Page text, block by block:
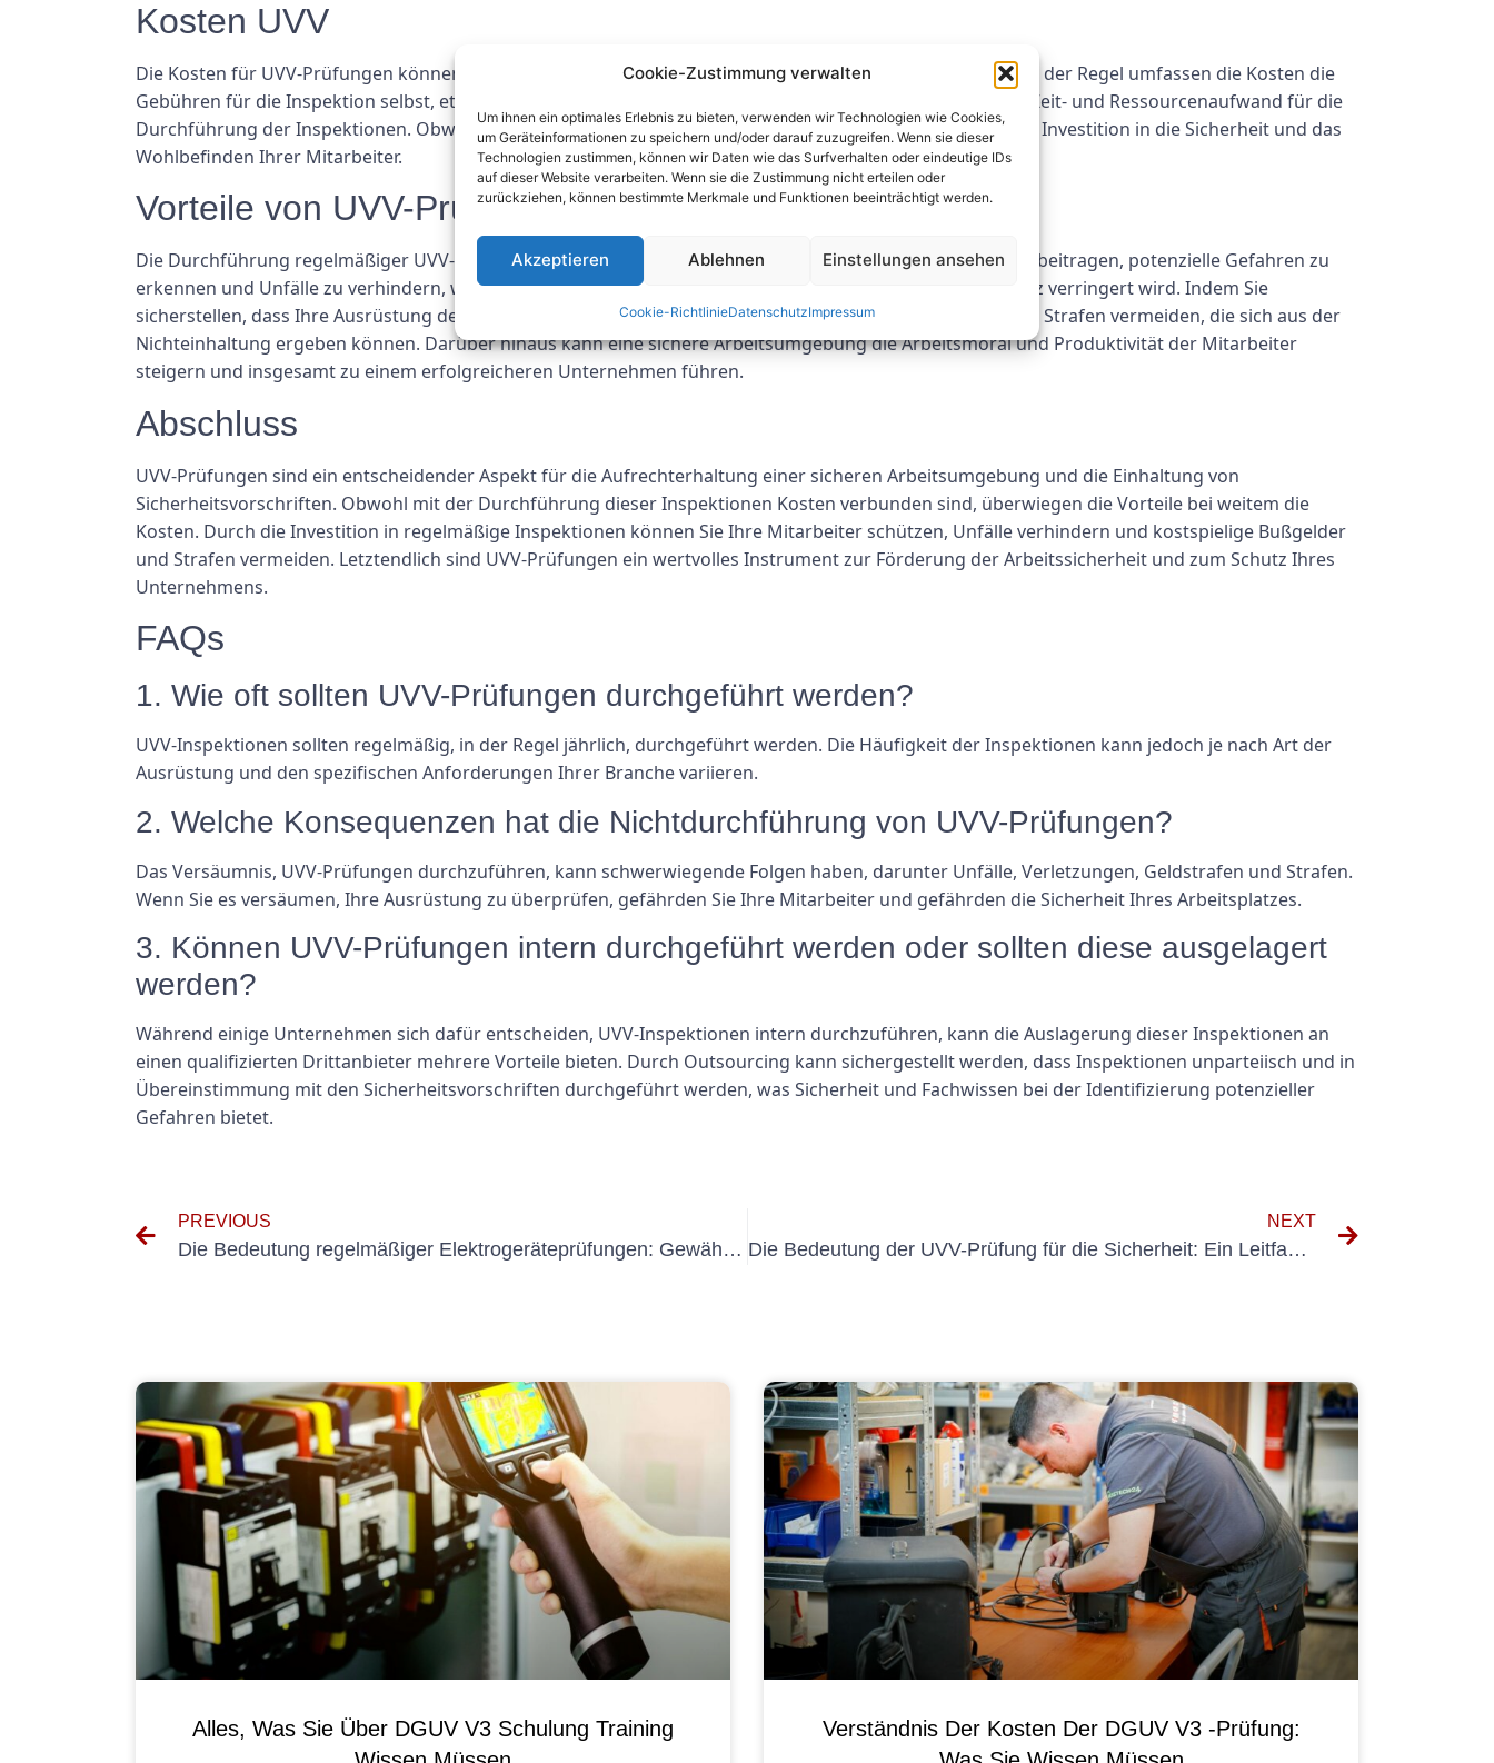
Cookie-Zustimmung verwalten
Um ihnen ein optimales Erlebnis zu bieten, verwenden wir Technologien wie Cookies,
um Geräteinformationen zu speichern und/oder darauf zuzugreifen. Wenn sie dieser
Technologien zustimmen, können wir Daten wie das Surfverhalten oder eindeutige IDs
auf dieser Website verarbeiten. Wenn sie die Zustimmung nicht erteilen oder
zurückziehen, können bestimmte Merkmale und Funktionen beeinträchtigt werden.
Akzeptieren Ablehnen Einstellungen ansehen
Cookie-RichtlinieDatenschutzImpressum
Kosten UVV
Die Kosten für UVV-Prüfungen können je nach Größe und Komplexität Ihres Geschäftsbetriebs variieren. In der Regel umfassen die Kosten die
Gebühren für die Inspektion selbst, etwaige erforderliche Reparaturen oder Wartungsarbeiten sowie den Zeit- und Ressourcenaufwand für die
Durchführung der Inspektionen. Obwohl diese Kosten erheblich erscheinen mögen, sind sie eine lohnende Investition in die Sicherheit und das
Wohlbefinden Ihrer Mitarbeiter.
Vorteile von UVV-Prüfungen
Die Durchführung regelmäßiger UVV-Prüfungen bietet mehrere Vorteile. Diese Inspektionen können dazu beitragen, potenzielle Gefahren zu
erkennen und Unfälle zu verhindern, wodurch das Risiko von Verletzungen und Todesfällen am Arbeitsplatz verringert wird. Indem Sie
sicherstellen, dass Ihre Ausrüstung den Sicherheitsvorschriften entspricht, können Sie auch Bußgelder und Strafen vermeiden, die sich aus der
Nichteinhaltung ergeben können. Darüber hinaus kann eine sichere Arbeitsumgebung die Arbeitsmoral und Produktivität der Mitarbeiter
steigern und insgesamt zu einem erfolgreicheren Unternehmen führen.
Abschluss
UVV-Prüfungen sind ein entscheidender Aspekt für die Aufrechterhaltung einer sicheren Arbeitsumgebung und die Einhaltung von
Sicherheitsvorschriften. Obwohl mit der Durchführung dieser Inspektionen Kosten verbunden sind, überwiegen die Vorteile bei weitem die
Kosten. Durch die Investition in regelmäßige Inspektionen können Sie Ihre Mitarbeiter schützen, Unfälle verhindern und kostspielige Bußgelder
und Strafen vermeiden. Letztendlich sind UVV-Prüfungen ein wertvolles Instrument zur Förderung der Arbeitssicherheit und zum Schutz Ihres
Unternehmens.
FAQs
1. Wie oft sollten UVV-Prüfungen durchgeführt werden?
UVV-Inspektionen sollten regelmäßig, in der Regel jährlich, durchgeführt werden. Die Häufigkeit der Inspektionen kann jedoch je nach Art der
Ausrüstung und den spezifischen Anforderungen Ihrer Branche variieren.
2. Welche Konsequenzen hat die Nichtdurchführung von UVV-Prüfungen?
Das Versäumnis, UVV-Prüfungen durchzuführen, kann schwerwiegende Folgen haben, darunter Unfälle, Verletzungen, Geldstrafen und Strafen.
Wenn Sie es versäumen, Ihre Ausrüstung zu überprüfen, gefährden Sie Ihre Mitarbeiter und gefährden die Sicherheit Ihres Arbeitsplatzes.
3. Können UVV-Prüfungen intern durchgeführt werden oder sollten diese ausgelagert
werden?
Während einige Unternehmen sich dafür entscheiden, UVV-Inspektionen intern durchzuführen, kann die Auslagerung dieser Inspektionen an
einen qualifizierten Drittanbieter mehrere Vorteile bieten. Durch Outsourcing kann sichergestellt werden, dass Inspektionen unparteiisch und in
Übereinstimmung mit den Sicherheitsvorschriften durchgeführt werden, was Sicherheit und Fachwissen bei der Identifizierung potenzieller
Gefahren bietet.
PREVIOUS
Die Bedeutung regelmäßiger Elektrogeräteprüfungen: Gewährleistung der Sicherheit am Arbeitsplatz
NEXT
Die Bedeutung der UVV-Prüfung für die Sicherheit: Ein Leitfaden zum Tore-Lehrgang
Alles, Was Sie Über DGUV V3 Schulung Training
Verständnis Der Kosten Der DGUV V3 -Prüfung: